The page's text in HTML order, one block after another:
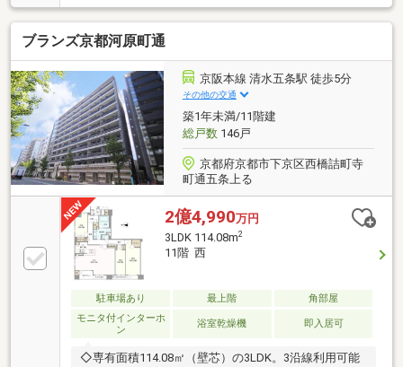
ブランズ京都河原町通
京阪本線 清水五条駅 徒歩5分
その他の交通
築1年未満/11階建
総戸数146戸
京都府京都市下京区西橋詰町寺
町通五条上る
2億4,990万円
3LDK 114.08m2
11階 西
駐車場あり 最上階
角部屋
モニタ付インターホ
ン
浴室乾燥機 即入居可
◇専有面積114.08㎡（壁芯）の3LDK。3沿線利用可能